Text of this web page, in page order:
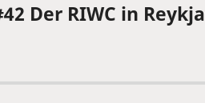
Der RIWC in